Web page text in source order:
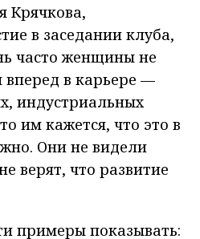
Крячкова,
в заседании клуба,
часто женщины не
вперед в карьере —
индустриальных
им кажется, что это в
Они не видели
верят, что развитие
примеры показывать: